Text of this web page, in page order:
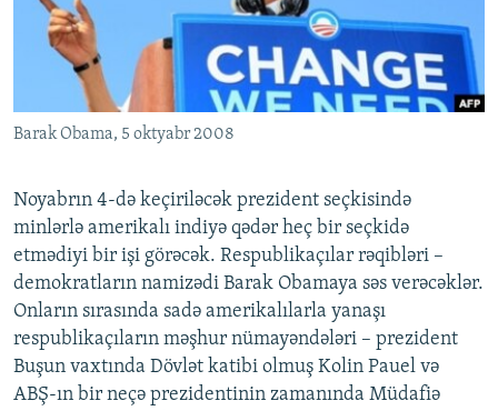
İNFOQRAFIKA
KARIKATURA
AZƏRBAYCAN ƏDƏBIYYATI KITABXANASI
İSLAM VƏ DEMOKRATIYA
İZ - MƏDƏNIYYƏT PROQRAMI
MISSIYAMIZ
PEŞƏ ETIKASI VƏ JURNALISTIKA STANDARTLARIMIZ
MATERIALLARIMIZDAN ISTIFADƏ
AZADLIQRADIOSU MOBIL TELEFONUNUZDA
XƏBƏR BÜLLETENLƏRIMIZ
BIZI IZLƏ
RFE/RL-in bütün saytları
Barak Obama, 5 oktyabr 2008
Noyabrın 4-də keçiriləcək prezident seçkisində
minlərlə amerikalı indiyə qədər heç bir seçkidə
etmədiyi bir işi görəcək. Respublikaçılar rəqibləri –
demokratların namizədi Barak Obamaya səs verəcəklər.
Onların sırasında sadə amerikalılarla yanaşı
respublikaçıların məşhur nümayəndələri – prezident
Buşun vaxtında Dövlət katibi olmuş Kolin Pauel və
ABŞ-ın bir neçə prezidentinin zamanında Müdafiə